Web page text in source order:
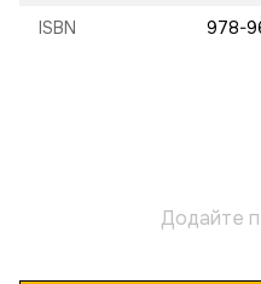
ISBN 978-
Додайте